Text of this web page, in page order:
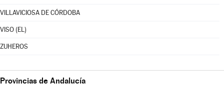
VILLAVICIOSA DE CÓRDOBA
VISO (EL)
ZUHEROS
Provincias de Andalucía